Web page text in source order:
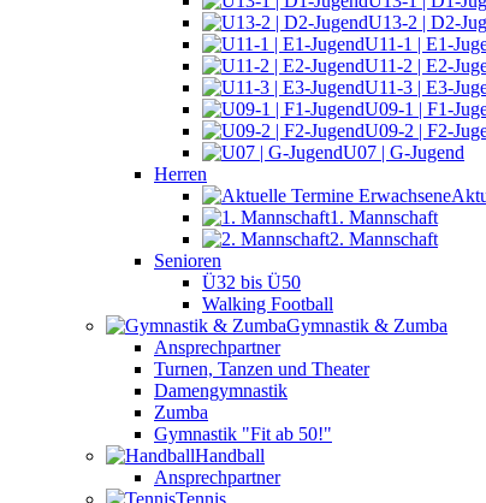
U13-2 | D2-
U11-1 | E1-
U11-2 | E2-
U11-3 | E3-
U09-1 | F1-
U09-2 | F2-
U07 | G-Jugend
Herren
1. Mannschaft
2. Mannschaft
Senioren
Ü32 bis Ü50
Walking Football
Gymnastik & Zumba
Ansprechpartner
Turnen, Tanzen und Theater
Damengymnastik
Zumba
Gymnastik "Fit ab 50!"
Handball
Ansprechpartner
Tennis